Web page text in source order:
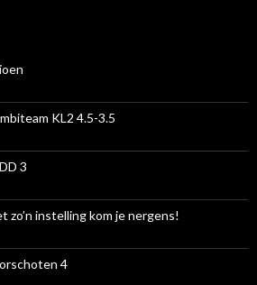
KL2 4.5-3.5
3
zo’n instelling kom je nergens!
4